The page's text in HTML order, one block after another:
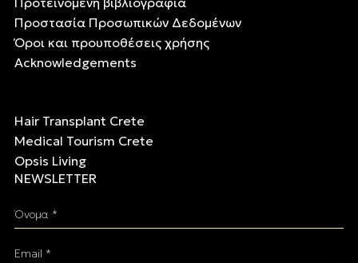
Προστασία Προσωπικών Δεδομένων
Όροι και προυποθέσεις χρήσης
Acknowledgements
Hair Transplant Crete
Medical Tourism Crete
Opsis Living
NEWSLETTER
Όνομα *
Email *